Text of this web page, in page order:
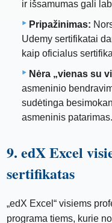
ir išsamumas gali
Pripažinimas:
Udemy sertifikatai
kaip oficialus
Nėra „vienas su
asmeninio
sudėtinga
asmeninis patarimas.
9. edX Excel
sertifikatas
„edX Excel“ visiems
programa tiems, kurie